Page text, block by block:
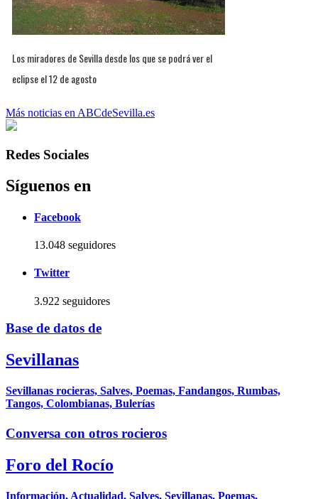
Los miradores de Sevilla desde los que se podrá ver el
eclipse el 12 de agosto
Más noticias en ABCdeSevilla.es
Redes Sociales
Síguenos en
Facebook
13.048 seguidores
Twitter
3.922 seguidores
Base de datos de
Sevillanas
Sevillanas rocieras, Salves, Poemas, Fandangos, Rumbas,
Tangos, Colombianas, Bulerías
Conversa con otros rocieros
Foro del Rocío
Información, Actualidad, Salves, Sevillanas, Poemas,